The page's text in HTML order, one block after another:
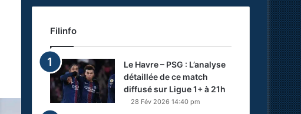
Filinfo
Le Havre – PSG : L’analyse
détaillée de ce match
diffusé sur Ligue 1+ à 21h
28 Fév 2026 14:40 pm